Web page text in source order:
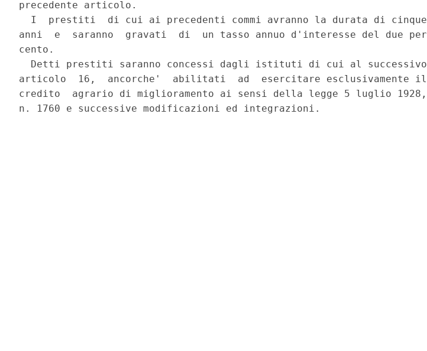
precedente articolo.
  I  prestiti  di cui ai precedenti commi avranno la durata di cinque
anni  e  saranno  gravati  di  un tasso annuo d'interesse del due per
cento.
  Detti prestiti saranno concessi dagli istituti di cui al successivo
articolo  16,  ancorche'  abilitati  ad  esercitare esclusivamente il
credito  agrario di miglioramento ai sensi della legge 5 luglio 1928,